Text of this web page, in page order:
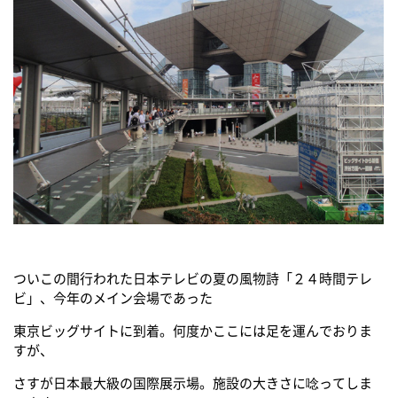
ついこの間行われた日本テレビの夏の風物詩「２４時間テレ
ビ」、今年のメイン会場であった
東京ビッグサイトに到着。何度かここには足を運んでおりま
すが、
さすが日本最大級の国際展示場。施設の大きさに唸ってしま